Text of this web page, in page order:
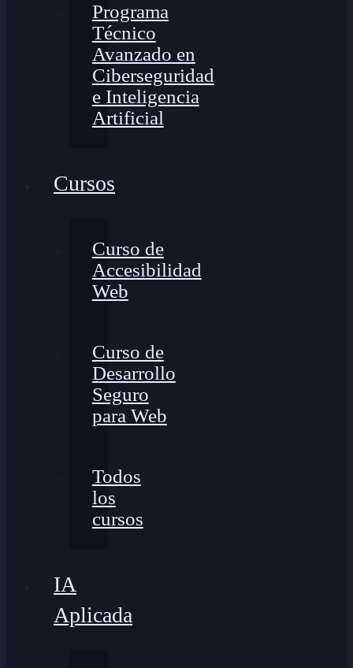
Programa
Técnico
Avanzado en
Ciberseguridad
e Inteligencia
Artificial
Cursos
Curso de
Accesibilidad
Web
Curso de
Desarrollo
Seguro
para Web
Todos
los
cursos
IA
Aplicada